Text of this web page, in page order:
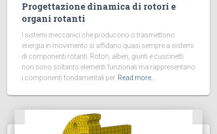
Progettazione dinamica di rotori e
organi rotanti
I sistemi meccanici che producono o trasmettono
energia in movimento si affidano quasi sempre a sistemi
di componenti rotanti. Rotori, alberi, giunti e cuscinetti
non sono soltanto elementi funzionali ma rappresentano
i componenti fondamentali per Read more…